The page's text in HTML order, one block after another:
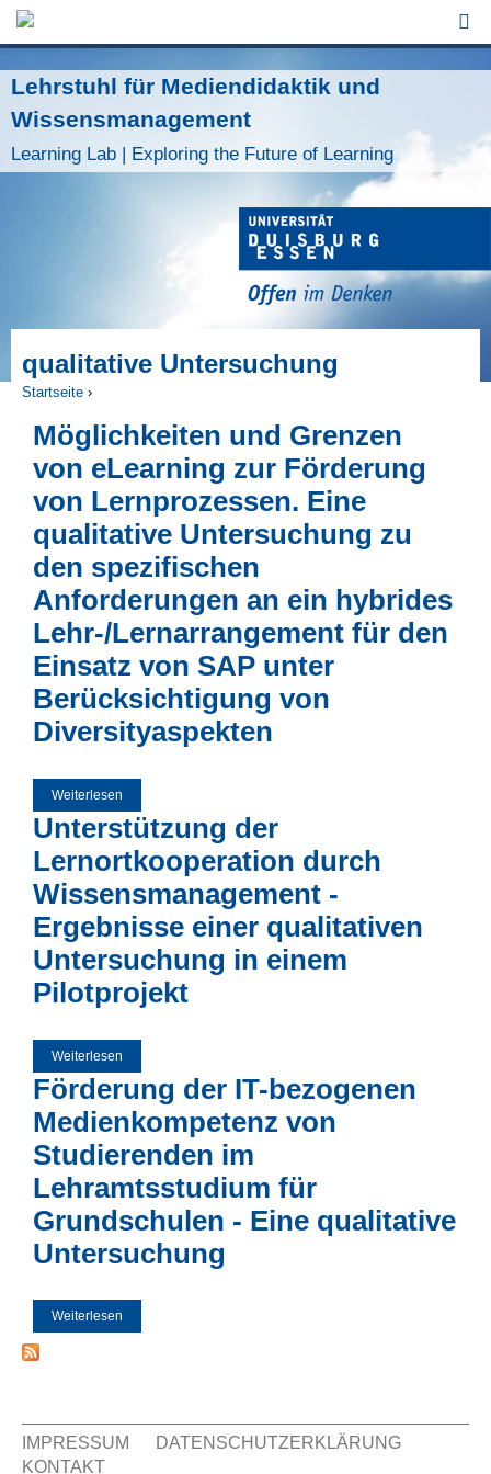
Lehrstuhl für Mediendidaktik und
Wissensmanagement
Learning Lab | Exploring the Future of Learning
qualitative Untersuchung
Sie sind hier
Startseite ›
Möglichkeiten und Grenzen
von eLearning zur Förderung
von Lernprozessen. Eine
qualitative Untersuchung zu
den spezifischen
Anforderungen an ein hybrides
Lehr-/Lernarrangement für den
Einsatz von SAP unter
Berücksichtigung von
Diversityaspekten
Weiterlesen
Untersuchung zu den spezifischen Anforderungen an ein
hybrides Lehr-/Lernarrangement für den Einsatz von SAP
unter Berücksichtigung von Diversityaspekten
Unterstützung der
Lernortkooperation durch
Wissensmanagement -
Ergebnisse einer qualitativen
Untersuchung in einem
Pilotprojekt
Weiterlesen
Untersuchung in einem Pilotprojekt
Förderung der IT-bezogenen
Medienkompetenz von
Studierenden im
Lehramtsstudium für
Grundschulen - Eine qualitative
Untersuchung
Weiterlesen
Studierenden im Lehramtsstudium für Grundschulen - Eine
IMPRESSUM
DATENSCHUTZERKLÄRUNG
KONTAKT